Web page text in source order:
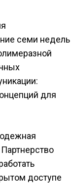
семи недель
для
доступе